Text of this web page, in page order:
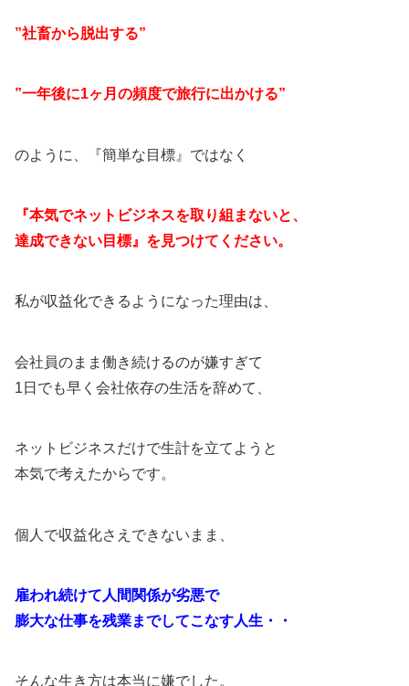
”社畜から脱出する”
”一年後に1ヶ月の頻度で旅行に出かける”
のように、『簡単な目標』ではなく
『本気でネットビジネスを取り組まないと、
達成できない目標』を見つけてください。
私が収益化できるようになった理由は、
会社員のまま働き続けるのが嫌すぎて
1日でも早く会社依存の生活を辞めて、
ネットビジネスだけで生計を立てようと
本気で考えたからです。
個人で収益化さえできないまま、
雇われ続けて人間関係が劣悪で
膨大な仕事を残業までしてこなす人生・・
そんな生き方は本当に嫌でした。